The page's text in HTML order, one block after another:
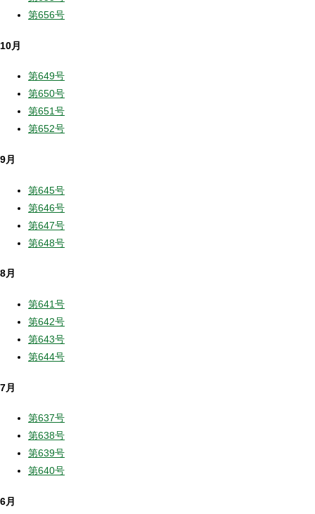
第656号
10月
第649号
第650号
第651号
第652号
9月
第645号
第646号
第647号
第648号
8月
第641号
第642号
第643号
第644号
7月
第637号
第638号
第639号
第640号
6月